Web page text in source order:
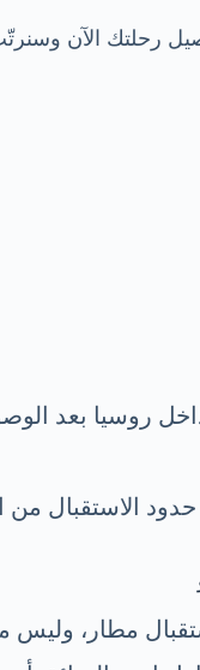
رحلتك الآن
روسيا بعد
الاستقبال من
مطار، وليس